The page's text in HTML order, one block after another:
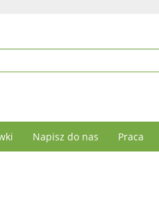
Napisz do nas Praca